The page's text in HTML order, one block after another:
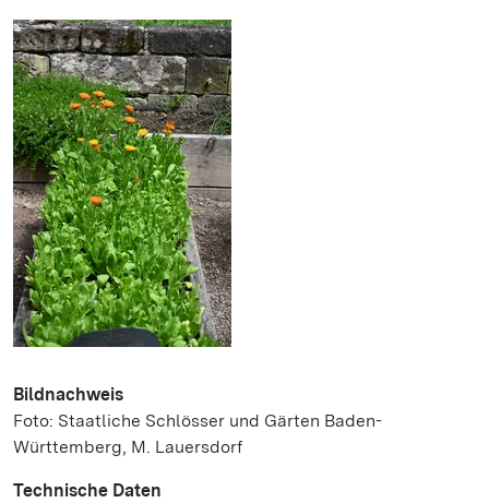
Bildnachweis
Foto: Staatliche Schlösser und Gärten Baden-
Württemberg, M. Lauersdorf
Technische Daten